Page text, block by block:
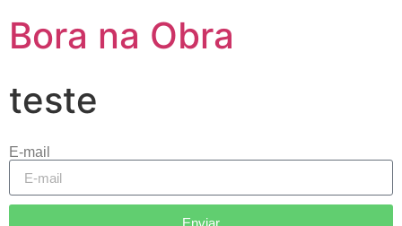
Bora na Obra
teste
E-mail
Enviar